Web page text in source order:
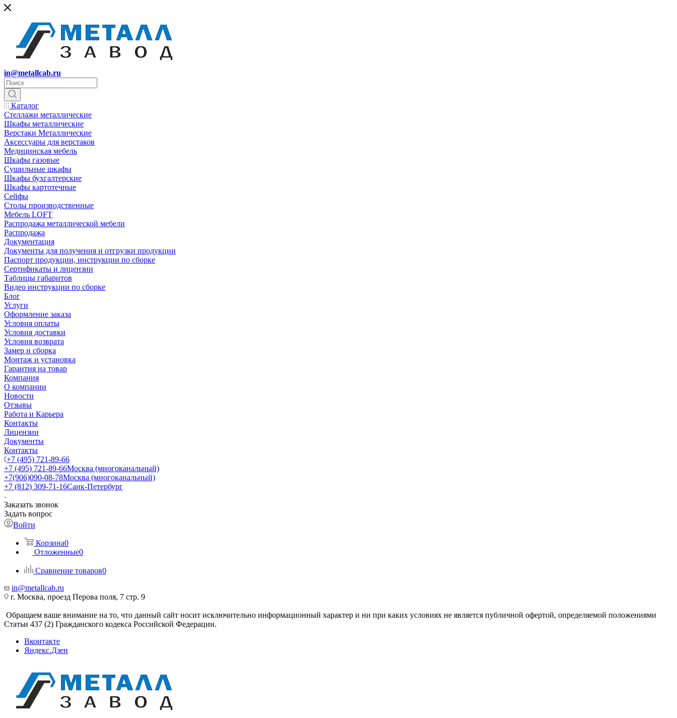
in@metallcab.ru
Каталог
Стеллажи металлические
Шкафы металлические
Верстаки Металлические
Аксессуары для верстаков
Медицинская мебель
Шкафы газовые
Сушильные шкафы
Шкафы бухгалтерские
Шкафы картотечные
Сейфы
Столы производственные
Мебель LOFT
Распродажа металлической мебели
Распродажа
Документация
Документы для получения и отгрузки продукции
Паспорт продукции, инструкции по сборке
Сертификаты и лицензии
Таблицы габаритов
Видео инструкции по сборке
Блог
Услуги
Оформление заказа
Условия оплаты
Условия доставки
Условия возврата
Замер и сборка
Монтаж и установка
Гарантия на товар
Компания
О компании
Новости
Отзывы
Работа и Карьера
Контакты
Лицензии
Документы
Контакты
+7 (495) 721-89-66
+7 (495) 721-89-66Москва (многоканальный)
+7(906)090-08-78Москва (многоканальный)
+7 (812) 309-71-16Санк-Петербург
Заказать звонок
Задать вопрос
Войти
Корзина0
Отложенные0
Сравнение товаров0
in@metallcab.ru
г. Москва, проезд Перова поля, 7 стр. 9
Обращаем ваше внимание на то, что данный сайт носит исключительно информационный характер и ни при каких условиях не является публичной офертой, определяемой положениями
Статьи 437 (2) Гражданского кодекса Российской Федерации.
Вконтакте
Яндекс.Дзен